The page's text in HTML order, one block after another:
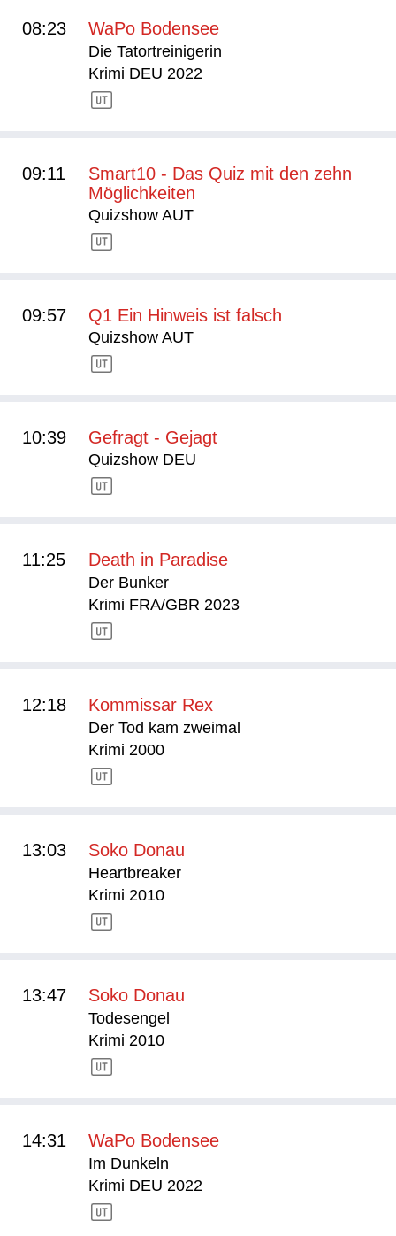
08:23 WaPo Bodensee
Die Tatortreinigerin
Krimi DEU 2022
09:11
Smart10 - Das Quiz mit den zehn
Möglichkeiten
Quizshow AUT
09:57 Q1 Ein Hinweis ist falsch
Quizshow AUT
10:39 Gefragt - Gejagt
Quizshow DEU
11:25 Death in Paradise
Der Bunker
Krimi FRA/GBR 2023
12:18 Kommissar Rex
Der Tod kam zweimal
Krimi 2000
13:03 Soko Donau
Heartbreaker
Krimi 2010
13:47 Soko Donau
Todesengel
Krimi 2010
14:31 WaPo Bodensee
Im Dunkeln
Krimi DEU 2022